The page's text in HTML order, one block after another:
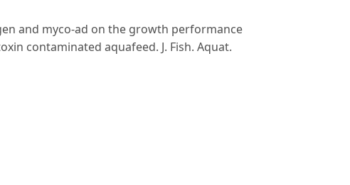
and myco-ad on the growth performance
contaminated aquafeed. J. Fish. Aquat.